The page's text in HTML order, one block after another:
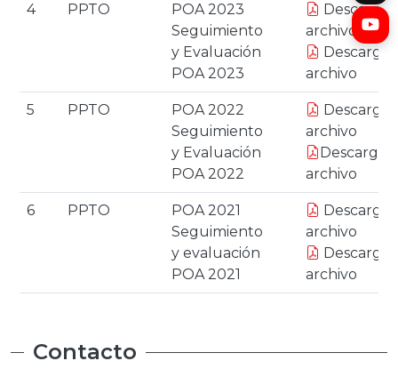
4 PPTO
POA 2023
Seguimiento
y Evaluación
POA 2023
Descargar
archivo
Descargar
archivo
5 PPTO
POA 2022
Seguimiento
y Evaluación
POA 2022
Descargar
archivo
Descargar
archivo
6 PPTO
POA 2021
Seguimiento
y evaluación
POA 2021
Descargar
archivo
Descargar
archivo
Contacto